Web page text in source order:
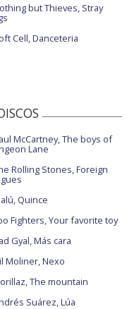
but Thieves, Stray
Cell, Danceteria
McCartney, The boys of
Lane
Rolling Stones, Foreign
Quince
Fighters, Your favorite toy
Gyal, Más cara
Moliner, Nexo
The mountain
Suárez, Lúa